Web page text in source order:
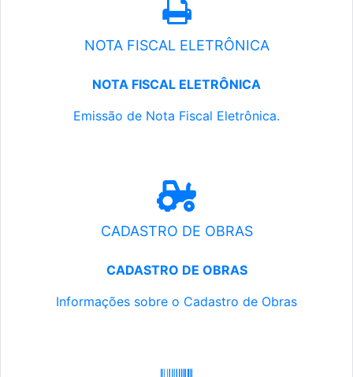
NOTA FISCAL ELETRÔNICA
NOTA FISCAL ELETRÔNICA
Emissão de Nota Fiscal Eletrônica.
CADASTRO DE OBRAS
CADASTRO DE OBRAS
Informações sobre o Cadastro de Obras